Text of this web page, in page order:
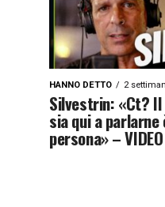
HANNO DETTO 2
Silvestrin: «Ct?
sia qui a parlarne
persona» – VIDEO